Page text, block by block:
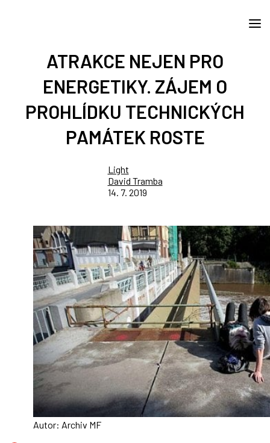
ATRAKCE NEJEN PRO
ENERGETIKY. ZÁJEM O
PROHLÍDKU TECHNICKÝCH
PAMÁTEK ROSTE
Light
David Tramba
14. 7. 2019
Autor: Archiv MF